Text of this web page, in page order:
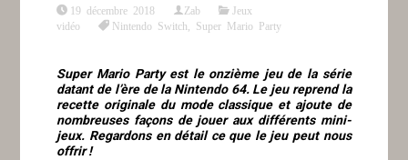
19 décembre 2018 Zab
Jeux
vidéo
Nintendo Switch Super Mario Party
Super Mario Party est le onzième jeu de la série
datant de l’ère de la Nintendo 64. Le jeu reprend la
recette originale du mode classique et ajoute de
nombreuses façons de jouer aux différents mini-
jeux. Regardons en détail ce que le jeu peut nous
offrir !